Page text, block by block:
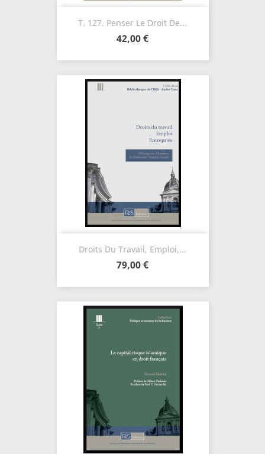
T. 127. Penser Le Droit De...
42,00 €
Droits Du Travail, Emploi,...
79,00 €